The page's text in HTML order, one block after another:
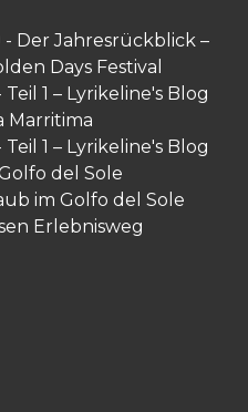
- Der Jahresrückblick –
Days Festival
1 – Lyrikeline's Blog
Marritima
1 – Lyrikeline's Blog
del Sole
im Golfo del Sole
Erlebnisweg